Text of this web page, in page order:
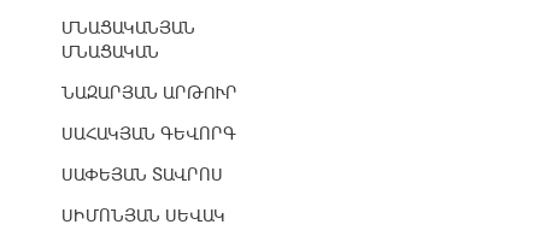
ՄՆԱՑԱԿԱՆՅԱՆ
ՄՆԱՑԱԿԱՆ
ՆԱԶԱՐՅԱՆ ԱՐԹՈՒՐ
ՍԱՀԱԿՅԱՆ ԳԵՎՈՐԳ
ՍԱՓԵՅԱՆ ՏԱՎՐՈՍ
ՍԻՄՈՆՅԱՆ ՍԵՎԱԿ